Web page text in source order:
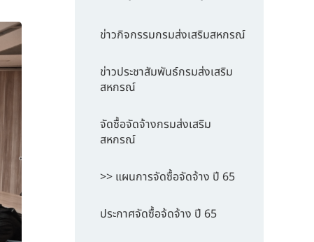
ข่าวกิจกรรมกรมส่งเสริมสหกรณ์
ข่าวประชาสัมพันธ์กรมส่งเสริม
สหกรณ์
จัดซื้อจัดจ้างกรมส่งเสริม
สหกรณ์
>> แผนการจัดซื้อจัดจ้าง ปี 65
ประกาศจัดซื้อจ้ดจ้าง ปี 65